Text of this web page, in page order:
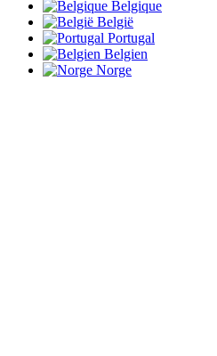
Belgique
België
Portugal
Belgien
Norge